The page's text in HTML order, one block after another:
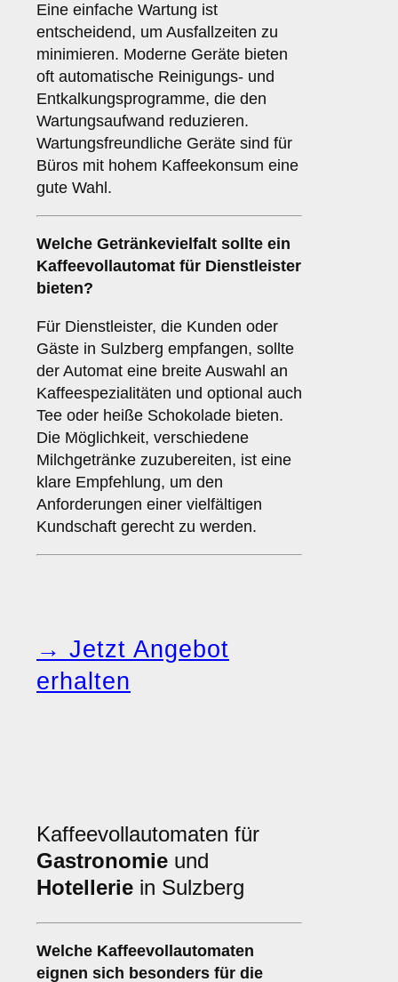
Eine einfache Wartung ist
entscheidend, um Ausfallzeiten zu
minimieren. Moderne Geräte bieten
oft automatische Reinigungs- und
Entkalkungsprogramme, die den
Wartungsaufwand reduzieren.
Wartungsfreundliche Geräte sind für
Büros mit hohem Kaffeekonsum eine
gute Wahl.
Welche Getränkevielfalt sollte ein
Kaffeevollautomat für Dienstleister
bieten?
Für Dienstleister, die Kunden oder
Gäste in Sulzberg empfangen, sollte
der Automat eine breite Auswahl an
Kaffeespezialitäten und optional auch
Tee oder heiße Schokolade bieten.
Die Möglichkeit, verschiedene
Milchgetränke zuzubereiten, ist eine
klare Empfehlung, um den
Anforderungen einer vielfältigen
Kundschaft gerecht zu werden.
→ Jetzt Angebot
erhalten
Kaffeevollautomaten für
Gastronomie und
Hotellerie in Sulzberg
Welche Kaffeevollautomaten
eignen sich besonders für die